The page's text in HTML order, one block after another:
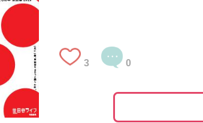
3 0